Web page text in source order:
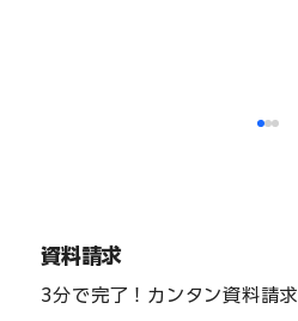
資料請求
3分で完了！カンタン資料請求